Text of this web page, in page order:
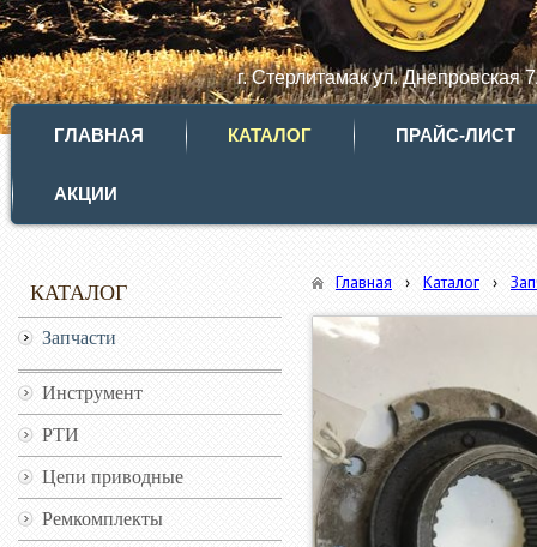
г. Стерлитамак ул. Днепровская
ГЛАВНАЯ КАТАЛОГ ПРАЙС-ЛИСТ
АКЦИИ
КАТАЛОГ
Запчасти
Инструмент
РТИ
Цепи приводные
Ремкомплекты
Главная › Каталог ›